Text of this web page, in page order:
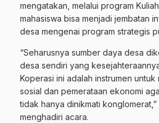
mengatakan, melalui program
mahasiswa bisa menjadi jembatan
desa mengenai program strategis
“Seharusnya sumber daya desa
desa sendiri yang
Koperasi ini adalah instrumen
sosial dan pemerataan ekonomi
tidak hanya dinikmati konglomerat,”
menghadiri acara.